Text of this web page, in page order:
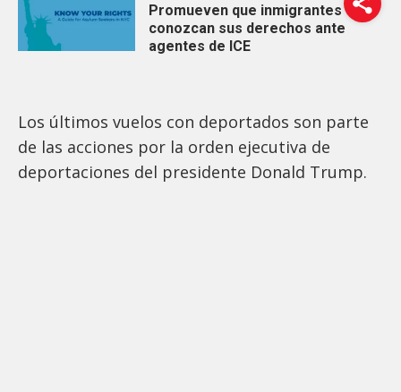
Promueven que inmigrantes
conozcan sus derechos ante
agentes de ICE
Los últimos vuelos con deportados son parte
de las acciones por la orden ejecutiva de
deportaciones del presidente Donald Trump.